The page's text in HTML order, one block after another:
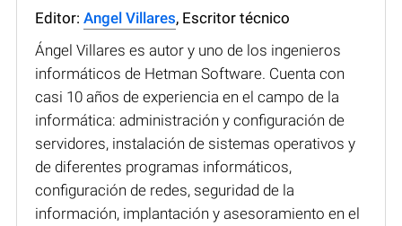
Editor: Angel Villares, Escritor técnico
Ángel Villares es autor y uno de los ingenieros
informáticos de Hetman Software. Cuenta con
casi 10 años de experiencia en el campo de la
informática: administración y configuración de
servidores, instalación de sistemas operativos y
de diferentes programas informáticos,
configuración de redes, seguridad de la
información, implantación y asesoramiento en el